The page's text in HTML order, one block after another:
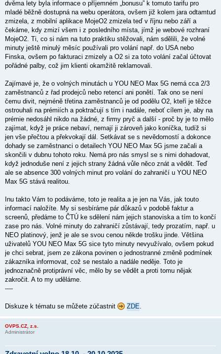
dvěma lety byla informace o příjemném „bonusu” k tomuto tarifu pro
mladé běžně dostupná na webu operátora, ovšem již kolem jara odtamtud
zmizela, z mobilní aplikace MojeO2 zmizela teď v říjnu nebo září a
čekáme, kdy zmizí všem i z posledního místa, jímž je webové rozhraní
MojeO2. Ti, co si nám na tuto praktiku stěžovali, nám sdělili, že volné
minuty ještě minulý měsíc používali pro volání např. do USA nebo
Finska, ovšem po fakturaci zmizely a O2 si za toto volání začal účtovat
pořádné palby, což jim klienti okamžitě reklamovali.
Zajímavé je, že o volných minutách u YOU NEO Max 5G nemá cca 2/3
zaměstnanců z řad prodejců nebo retencí ani ponětí. Tak ono se není
čemu divit, nejméně třetina zaměstnanců je od podělu O2, kteří je těžce
ostrouhali na prémiích a poktračují s tím i nadále, neboť cílem je, aby na
prémie nedosáhl nikdo na žádné, z firmy pryč a další - proč by je to mělo
zajímat, když je práce nebaví, nemají ji zároveň jako koníčka, tudíž si
jen vše přečtou a překvokají dál. Setkávat se s nevědomostí a dokonce
dohady se zaměstnanci o detailech YOU NEO Max 5G jsme začali a
skončili v dubnu tohoto roku. Nemá pro nás smysl se s nimi dohadovat,
když jednoduše není z jejich strany žádná vůle něco znát a vědět. Teď
ale se absence 300 volných minut pro volání do zahraničí u YOU NEO
Max 5G stává realitou.
Inu takto Vám to podáváme, toto je realita a je jen na Vás, jak touto
informací naložíte. My si sesbíráme pár důkazů v podobě faktur a
screenů, předáme to ČTÚ ke sdělení nám jejich stanoviska a tím to končí
zase pro nás. Volné minuty do zahraničí zůstávají, tedy prozatím, např. u
NEO platinový, jenž je ale se svou cenou někde trošku jinde. Většina
uživatelů YOU NEO Max 5G sice tyto minuty nevyužívalo, ovšem pokud
je chci sebrat, jsem ze zákona povinen o jednostranné změně podmínek
zákazníka informovat, což se nestalo a nadále neděje. Toto je
jednoznačně protiprávní věc, mělo by se vědět a proti tomu nějak
zakročit. A to my uděláme.
----
Diskuze k tématu se můžete zúčastnit ZDE
OVPS.CZ, z.s.
Administrátor